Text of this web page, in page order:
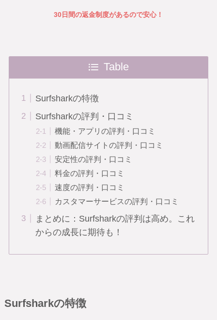
30日間の返金制度があるので安心！
Table
Surfsharkの特徴
Surfsharkの評判・口コミ
機能・アプリの評判・口コミ
動画配信サイトの評判・口コミ
安定性の評判・口コミ
料金の評判・口コミ
速度の評判・口コミ
カスタマーサービスの評判・口コミ
まとめに：Surfsharkの評判は高め。これ
からの成長に期待も！
Surfsharkの特徴